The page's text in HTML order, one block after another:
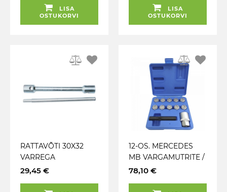
LISA
OSTUKORVI
LISA
OSTUKORVI
RATTAVÕTI 30X32
VARREGA
29,45 €
12-OS. MERCEDES
MB VARGAMUTRITE /
POLTIDE AVAMISE
78,10 €